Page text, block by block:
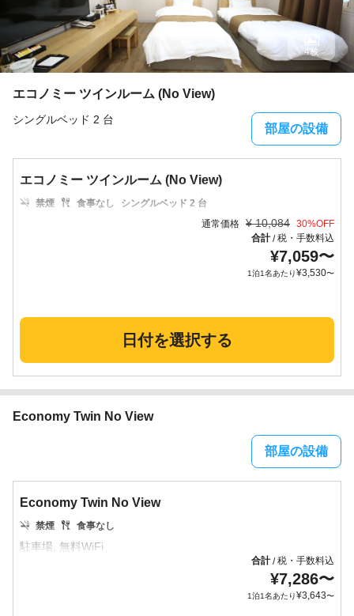
エコノミー ツインルーム (No View)
シングルベッド 2 台
部屋の設備
4枚
エコノミー ツインルーム (No View)
禁煙 食事なし
シングルベッド 2 台
通常価格 ¥ 10,084 30%OFF
合計/税・手数料込
¥7,059〜
1泊1名あたり¥3,530〜
日付を選択する
Economy Twin No View
部屋の設備
Economy Twin No View
禁煙 食事なし
合計/税・手数料込
¥7,286〜
1泊1名あたり¥3,643〜